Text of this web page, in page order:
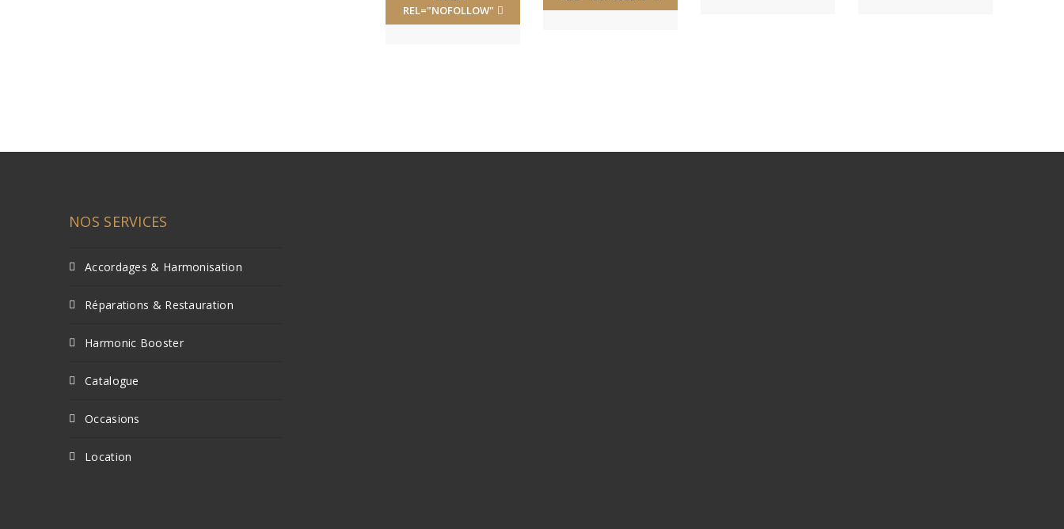
REL="NOFOLLOW"
NOS SERVICES
Accordages & Harmonisation
Réparations & Restauration
Harmonic Booster
Catalogue
Occasions
Location